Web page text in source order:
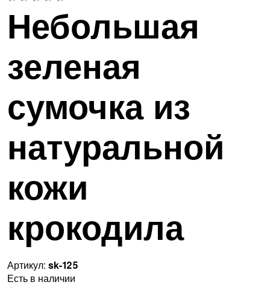
Небольшая
зеленая
сумочка из
натуральной
кожи
крокодила
Артикул: sk-125
Есть в наличии